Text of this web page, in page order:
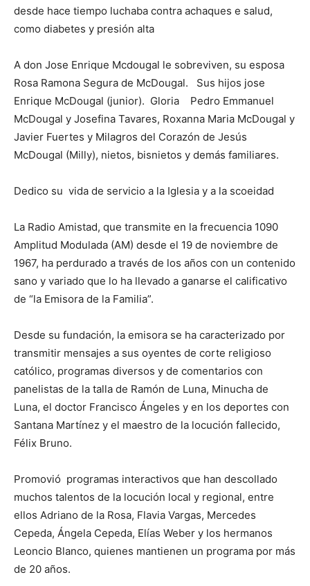
desde hace tiempo luchaba contra achaques e salud,
como diabetes y presión alta
A don Jose Enrique Mcdougal le sobreviven, su esposa
Rosa Ramona Segura de McDougal. Sus hijos jose
Enrique McDougal (junior). Gloria Pedro Emmanuel
McDougal y Josefina Tavares, Roxanna Maria McDougal y
Javier Fuertes y Milagros del Corazón de Jesús
McDougal (Milly), nietos, bisnietos y demás familiares.
Dedico su vida de servicio a la Iglesia y a la scoeidad
La Radio Amistad, que transmite en la frecuencia 1090
Amplitud Modulada (AM) desde el 19 de noviembre de
1967, ha perdurado a través de los años con un contenido
sano y variado que lo ha llevado a ganarse el calificativo
de “la Emisora de la Familia”.
Desde su fundación, la emisora se ha caracterizado por
transmitir mensajes a sus oyentes de corte religioso
católico, programas diversos y de comentarios con
panelistas de la talla de Ramón de Luna, Minucha de
Luna, el doctor Francisco Ángeles y en los deportes con
Santana Martínez y el maestro de la locución fallecido,
Félix Bruno.
Promovió programas interactivos que han descollado
muchos talentos de la locución local y regional, entre
ellos Adriano de la Rosa, Flavia Vargas, Mercedes
Cepeda, Ángela Cepeda, Elías Weber y los hermanos
Leoncio Blanco, quienes mantienen un programa por más
de 20 años.